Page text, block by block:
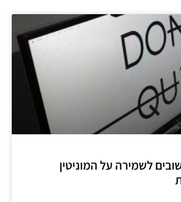
לשמירה על המוניטין